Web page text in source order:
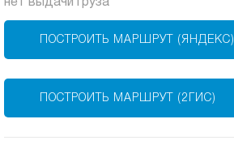
нет выдачи груза
ПОСТРОИТЬ МАРШРУТ (ЯНДЕКС)
ПОСТРОИТЬ МАРШРУТ (2ГИС)